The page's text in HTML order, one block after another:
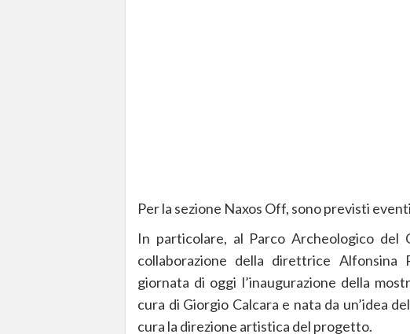
Per la sezione Naxos Off, sono previsti
In particolare, al Parco Archeologico del
collaborazione della direttrice Alfonsina
giornata di oggi l’inaugurazione della
cura di Giorgio Calcara e nata da un’idea
cura la direzione artistica del progetto.